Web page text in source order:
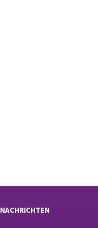
NACHRICHTEN